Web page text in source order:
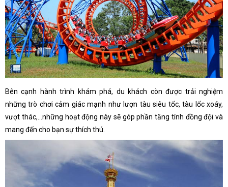
Bên cạnh hành trình khám phá, du khách còn được trải nghiệm
những trò chơi cảm giác mạnh như lượn tàu siêu tốc, tàu lốc xoáy,
vượt thác,…những hoạt động này sẽ góp phần tăng tính đồng đội và
mang đến cho bạn sự thích thú.